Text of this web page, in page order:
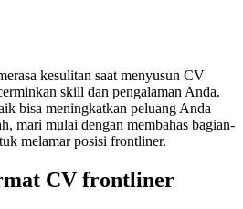
kesulitan saat menyusun CV
skill dan pengalaman Anda.
bisa meningkatkan peluang Anda
mari mulai dengan membahas bagian-
melamar posisi frontliner.
CV frontliner